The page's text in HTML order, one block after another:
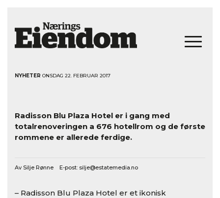
NYHETER ONSDAG 22. FEBRUAR 2017
Radisson Blu Plaza Hotel er i gang med
totalrenoveringen a 676 hotellrom og de første
rommene er allerede ferdige.
Av Silje Rønne E-post: silje@estatemedia.no
– Radisson Blu Plaza Hotel er et ikonisk